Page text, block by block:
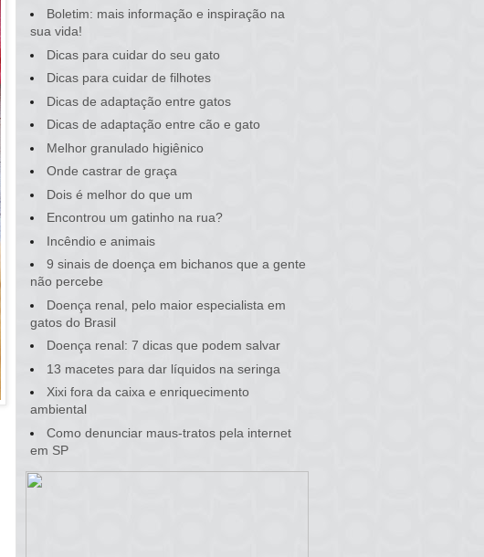
Boletim: mais informação e inspiração na
sua vida!
Dicas para cuidar do seu gato
Dicas para cuidar de filhotes
Dicas de adaptação entre gatos
Dicas de adaptação entre cão e gato
Melhor granulado higiênico
Onde castrar de graça
Dois é melhor do que um
Encontrou um gatinho na rua?
Incêndio e animais
9 sinais de doença em bichanos que a gente
não percebe
Doença renal, pelo maior especialista em
gatos do Brasil
Doença renal: 7 dicas que podem salvar
13 macetes para dar líquidos na seringa
Xixi fora da caixa e enriquecimento
ambiental
Como denunciar maus-tratos pela internet
em SP